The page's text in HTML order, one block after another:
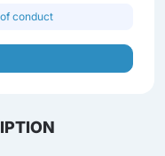
conduct